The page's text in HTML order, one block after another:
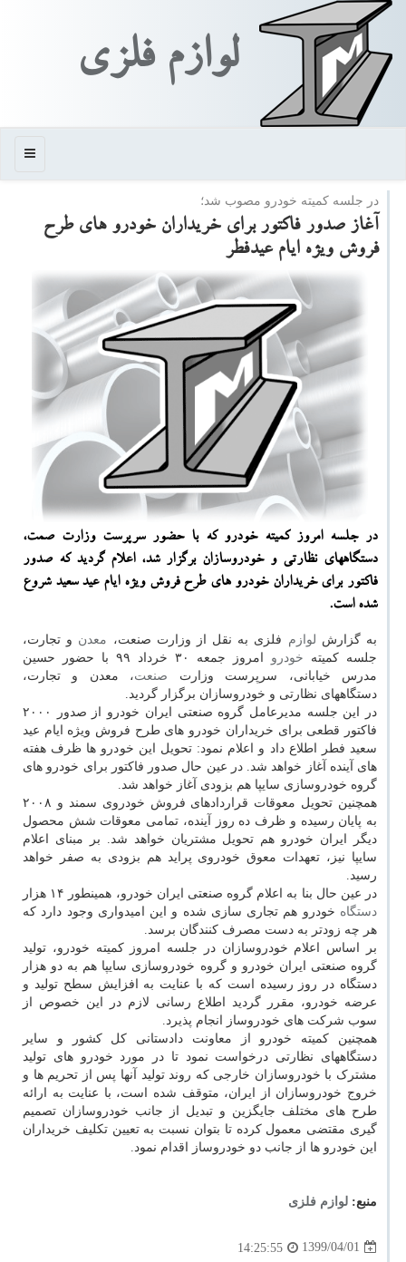
لوازم فلزی
منو
در جلسه كمیته خودرو مصوب شد؛
آغاز صدور فاكتور برای خریداران خودرو های طرح
فروش ویژه ایام عیدفطر
در جلسه امروز كمیته خودرو كه با حضور سرپرست وزارت صمت،
دستگاههای نظارتی و خودروسازان برگزار شد، اعلام گردید كه صدور
فاكتور برای خریداران خودرو های طرح فروش ویژه ایام عید سعید شروع
شده است.
به گزارش لوازم فلزی به نقل از وزارت صنعت، معدن و تجارت،
جلسه کمیته خودرو
امروز جمعه ۳۰ خرداد ۹۹ با حضور حسین
مدرس خیابانی، سرپرست وزارت صنعت، معدن و تجارت،
دستگاههای نظارتی و خودروسازان برگزار گردید.
در این جلسه مدیرعامل گروه صنعتی ایران خودرو از صدور ۲۰۰۰
فاکتور قطعی برای خریداران خودرو های طرح فروش ویژه ایام عید
سعید فطر اطلاع داد و اعلام نمود: تحویل این خودرو ها ظرف هفته
های آینده آغاز خواهد شد. در عین حال صدور فاکتور برای خودرو های
گروه خودروسازی سایپا هم بزودی آغاز خواهد شد.
همچنین تحویل معوقات قراردادهای فروش خودروی سمند و ۲۰۰۸
به پایان رسیده و ظرف ده روز آینده، تمامی معوقات شش محصول
دیگر ایران خودرو هم تحویل مشتریان خواهد شد. بر مبنای اعلام
سایپا نیز، تعهدات معوق خودروی پراید هم بزودی به صفر خواهد
رسید.
در عین حال بنا به اعلام گروه صنعتی ایران خودرو، همینطور ۱۴ هزار
دستگاه خودرو هم تجاری سازی شده و این امیدواری وجود دارد که
هر چه زودتر به دست مصرف کنندگان برسد.
بر اساس اعلام خودروسازان در جلسه امروز کمیته خودرو، تولید
گروه صنعتی ایران خودرو و گروه خودروسازی سایپا هم به دو هزار
دستگاه در روز رسیده است که با عنایت به افزایش سطح تولید و
عرضه خودرو، مقرر گردید اطلاع رسانی لازم در این خصوص از
سوب شرکت های خودروساز انجام پذیرد.
همچنین کمیته خودرو از معاونت دادستانی کل کشور و سایر
دستگاههای نظارتی درخواست نمود تا در مورد خودرو های تولید
مشترک با خودروسازان خارجی که روند تولید آنها پس از تحریم ها و
خروج خودروسازان از ایران، متوقف شده است، با عنایت به ارائه
طرح های مختلف جایگزین و تبدیل از جانب خودروسازان تصمیم
گیری مقتضی معمول کرده تا بتوان نسبت به تعیین تکلیف خریداران
این خودرو ها از جانب دو خودروساز اقدام نمود.
منبع: لوازم فلزی
1399/04/01
14:25:55